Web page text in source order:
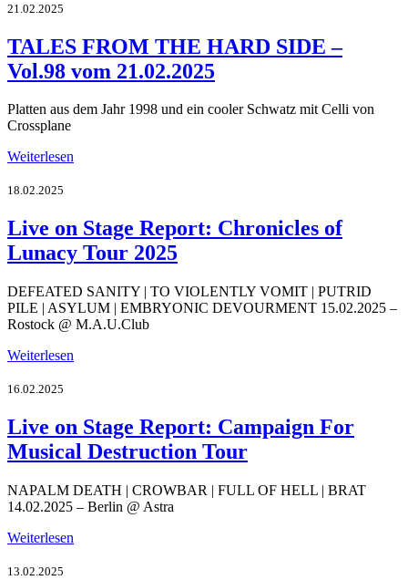
21.02.2025
TALES FROM THE HARD SIDE –
Vol.98 vom 21.02.2025
Platten aus dem Jahr 1998 und ein cooler Schwatz mit Celli von
Crossplane
Weiterlesen
18.02.2025
Live on Stage Report: Chronicles of
Lunacy Tour 2025
DEFEATED SANITY | TO VIOLENTLY VOMIT | PUTRID
PILE | ASYLUM | EMBRYONIC DEVOURMENT 15.02.2025 –
Rostock @ M.A.U.Club
Weiterlesen
16.02.2025
Live on Stage Report: Campaign For
Musical Destruction Tour
NAPALM DEATH | CROWBAR | FULL OF HELL | BRAT
14.02.2025 – Berlin @ Astra
Weiterlesen
13.02.2025